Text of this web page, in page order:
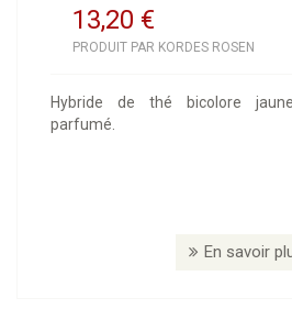
13,20 €
PRODUIT PAR KORDES ROSEN
Hybride de thé bicolore
parfumé.
En savoir